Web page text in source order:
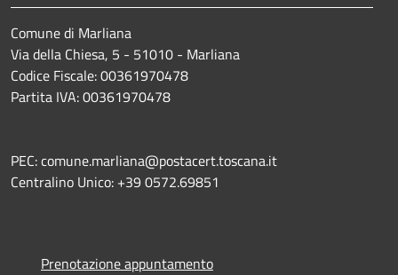
Comune di Marliana
Via della Chiesa, 5 - 51010 - Marliana
Codice Fiscale: 00361970478
Partita IVA: 00361970478
PEC: comune.marliana@postacert.toscana.it
Centralino Unico: +39 0572.69851
Prenotazione appuntamento